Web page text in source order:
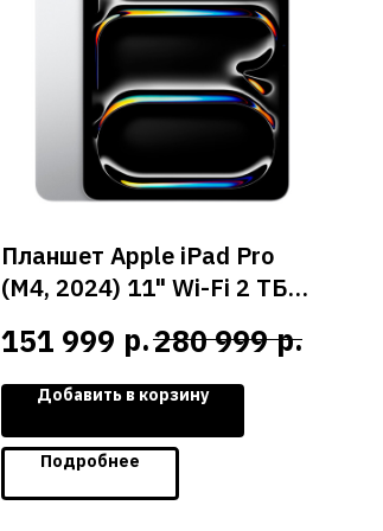
Планшет Apple iPad Pro
(M4, 2024) 11" Wi-Fi 2 ТБ
151 999 р.280 999 р.
Добавить в корзину
Подробнее